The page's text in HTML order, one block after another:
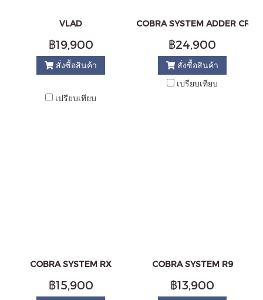
VLAD
฿19,900
สั่งซื้อสินค้า
เปรียบเทียบ
COBRA SYSTEM ADDER CR-
฿24,900
สั่งซื้อสินค้า
เปรียบเทียบ
COBRA SYSTEM RX
฿15,900
COBRA SYSTEM R9
฿13,900